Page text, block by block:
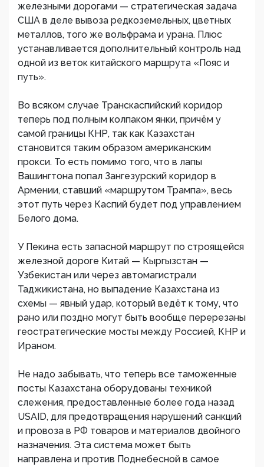
железными дорогами — стратегическая задача
США в деле вывоза редкоземельных, цветных
металлов, того же вольфрама и урана. Плюс
устанавливается дополнительный контроль над
одной из веток китайского маршрута «Пояс и
путь».
Во всяком случае Транскаспийский коридор
теперь под полным колпаком янки, причём у
самой границы КНР, так как Казахстан
становится таким образом американским
прокси. То есть помимо того, что в лапы
Вашингтона попал Зангезурский коридор в
Армении, ставший «маршрутом Трампа», весь
этот путь через Каспий будет под управлением
Белого дома.
У Пекина есть запасной маршрут по строящейся
железной дороге Китай — Кыргызстан —
Узбекистан или через автомагистрали
Таджикистана, но выпадение Казахстана из
схемы — явный удар, который ведёт к тому, что
рано или поздно могут быть вообще перерезаны
геостратегические мосты между Россией, КНР и
Ираном.
Не надо забывать, что теперь все таможенные
посты Казахстана оборудованы техникой
слежения, предоставленные более года назад
USAID, для предотвращения нарушений санкций
и провоза в РФ товаров и материалов двойного
назначения. Эта система может быть
направлена и против Поднебесной в самое